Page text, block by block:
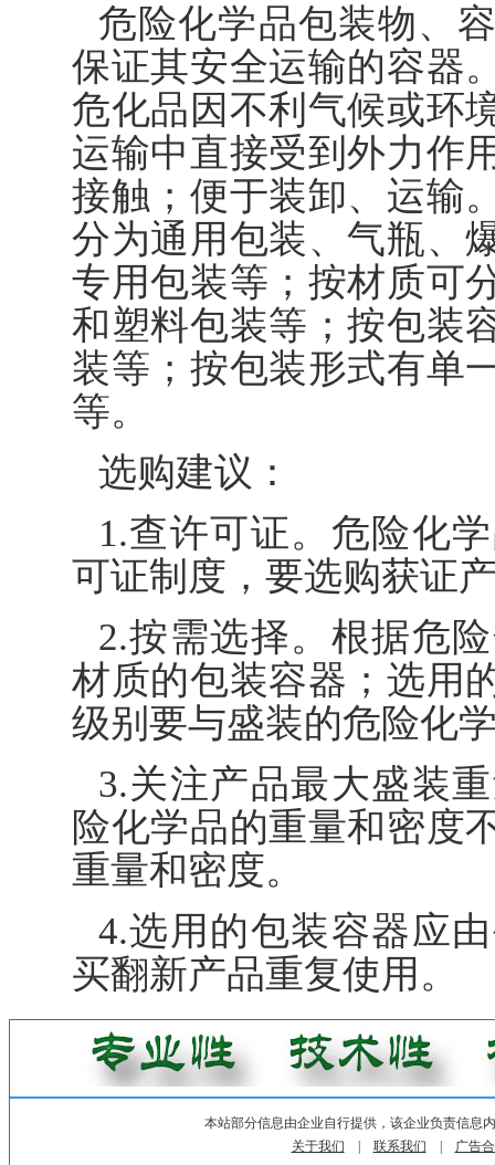
危险化学品包装物、
保证其安全运输的容器
危化品因不利气候或环
运输中直接受到外力作
接触；便于装卸、运输
分为通用包装、气瓶、
专用包装等；按材质可
和塑料包装等；按包装
装等；按包装形式有单
等。
选购建议：
1.查许可证。危险化
可证制度，要选购获证
2.按需选择。根据危
材质的包装容器；选用
级别要与盛装的危险化
3.关注产品最大盛装
险化学品的重量和密度
重量和密度。
4.选用的包装容器应
买翻新产品重复使用。
本站部分信息由企业自行提供，该企业负责信息
关于我们
联系我们
广告